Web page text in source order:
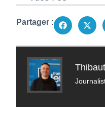
Partager :